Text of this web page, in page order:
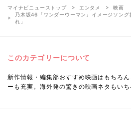
マイナビニューストップ エンタメ
映画
乃木坂46『ワンダーウーマン』イメージソン
れ」
このカテゴリーについて
新作情報・編集部おすすめ映画はもちろ
ーも充実。海外発の驚きの映画ネタもいち